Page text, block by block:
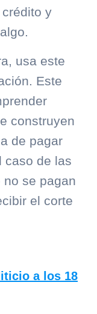
y
usa este
Este
construyen
de pagar
caso de las
se pagan
el corte
a los 18